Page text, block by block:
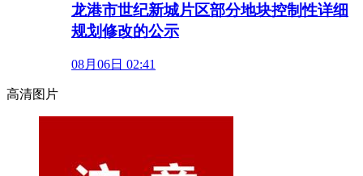
龙港市世纪新城片区部分地块控制性详细
规划修改的公示
08月06日 02:41
高清图片